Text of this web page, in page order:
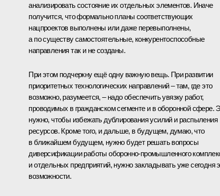
анализировать состояние их отдельных элементов. Иначе
получится, что формально планы соответствующих
нацпроектов выполнены или даже перевыполнены,
а по существу самостоятельные, конкурентоспособные
направления так и не созданы.
При этом подчеркну ещё одну важную вещь. При развитии
приоритетных технологических направлений – там, где это
возможно, разумеется, – надо обеспечить увязку работ,
проводимых в гражданском сегменте и в оборонной сфере.
нужно, чтобы избежать дублирования усилий и распыления
ресурсов. Кроме того, и дальше, в будущем, думаю, что
в ближайшем будущем, нужно будет решать вопросы
диверсификации работы оборонно-промышленного
и отдельных предприятий, нужно закладывать уже сегодня
возможности.